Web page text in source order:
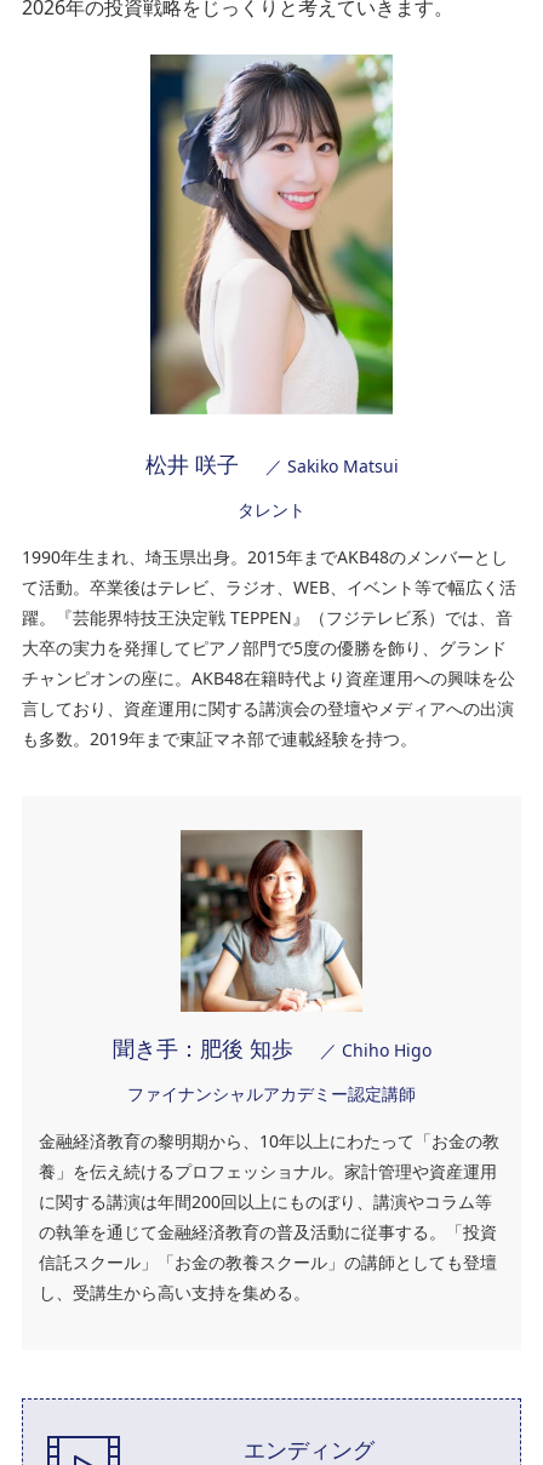
2026年の投資戦略をじっくりと考えていきます。
松井 咲子
／ Sakiko Matsui
タレント
1990年生まれ、埼玉県出身。2015年までAKB48のメンバーとし
て活動。卒業後はテレビ、ラジオ、WEB、イベント等で幅広く活
躍。『芸能界特技王決定戦 TEPPEN』（フジテレビ系）では、音
大卒の実力を発揮してピアノ部門で5度の優勝を飾り、グランド
チャンピオンの座に。AKB48在籍時代より資産運用への興味を公
言しており、資産運用に関する講演会の登壇やメディアへの出演
も多数。2019年まで東証マネ部で連載経験を持つ。
聞き手：肥後 知歩
／ Chiho Higo
ファイナンシャルアカデミー認定講師
金融経済教育の黎明期から、10年以上にわたって「お金の教
養」を伝え続けるプロフェッショナル。家計管理や資産運用
に関する講演は年間200回以上にものぼり、講演やコラム等
の執筆を通じて金融経済教育の普及活動に従事する。「投資
信託スクール」「お金の教養スクール」の講師としても登壇
し、受講生から高い支持を集める。
エンディング